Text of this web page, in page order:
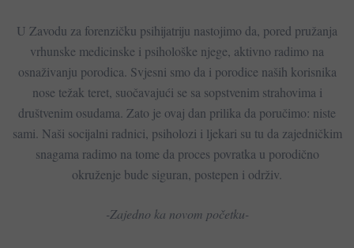
U Zavodu za forenzičku psihijatriju nastojimo da, pored pružanja
vrhunske medicinske i psihološke njege, aktivno radimo na
osnaživanju porodica. Svjesni smo da i porodice naših korisnika
nose težak teret, suočavajući se sa sopstvenim strahovima i
društvenim osudama. Zato je ovaj dan prilika da poručimo: niste
sami. Naši socijalni radnici, psiholozi i ljekari su tu da zajedničkim
snagama radimo na tome da proces povratka u porodično
okruženje bude siguran, postepen i održiv.
-​Zajedno ka novom početku-